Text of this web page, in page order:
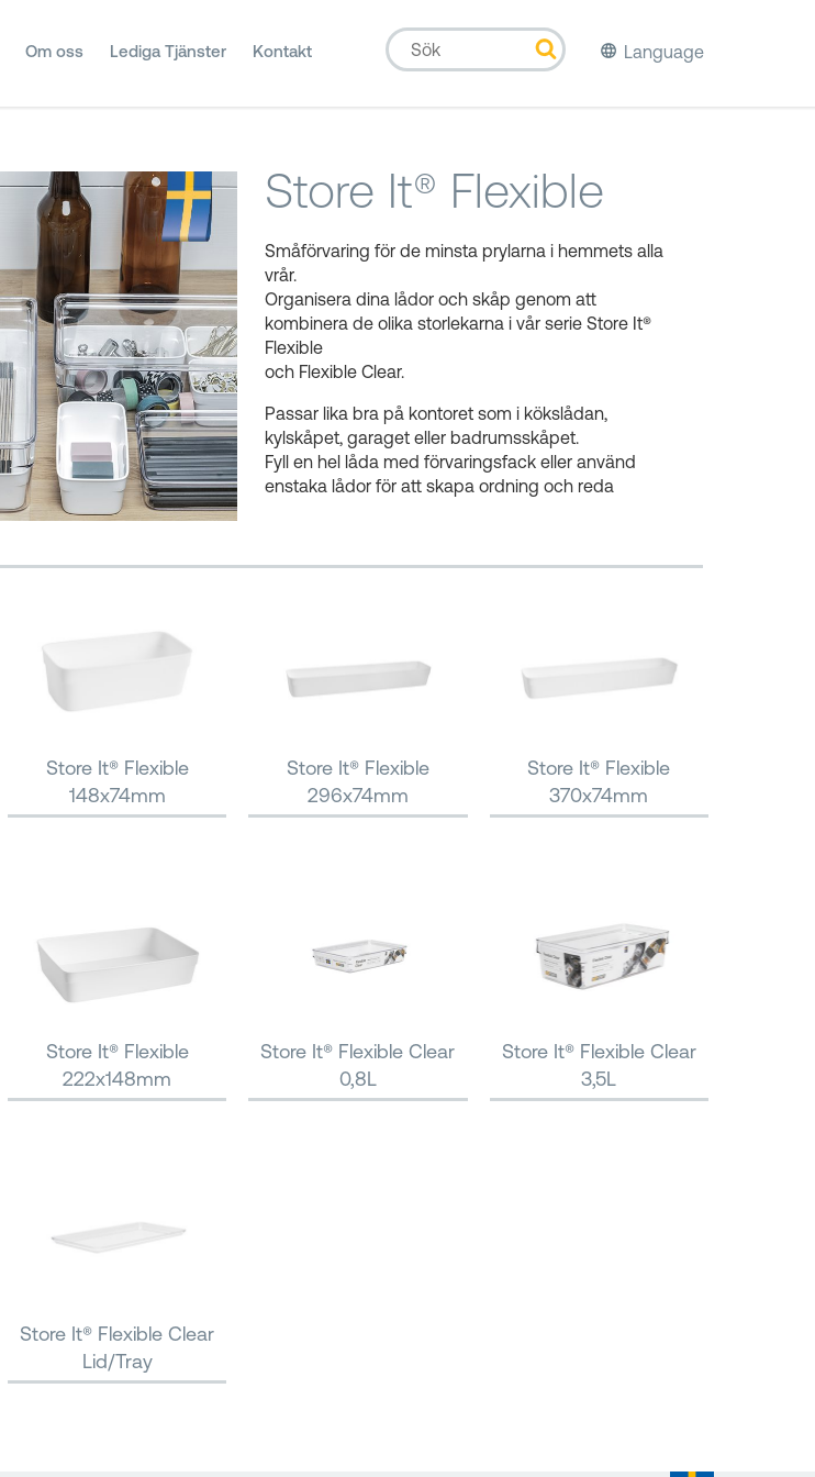
Om oss Lediga Tjänster Kontakt Language
Store It® Flexible
Småförvaring för de minsta prylarna i hemmets alla
vrår.
Organisera dina lådor och skåp genom att
kombinera de olika storlekarna i vår serie Store It®
Flexible
och Flexible Clear.
Passar lika bra på kontoret som i kökslådan,
kylskåpet, garaget eller badrumsskåpet.
Fyll en hel låda med förvaringsfack eller använd
enstaka lådor för att skapa ordning och reda
Store It® Flexible
148x74mm
Store It® Flexible
296x74mm
Store It® Flexible
370x74mm
Store It® Flexible
222x148mm
Store It® Flexible Clear
0,8L
Store It® Flexible Clear
3,5L
Store It® Flexible Clear
Lid/Tray